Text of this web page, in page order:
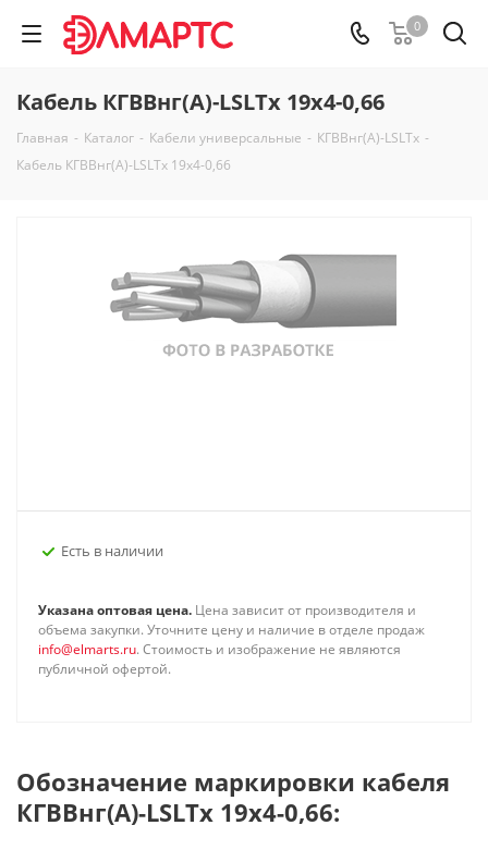
0
Кабель КГВВнг(А)-LSLTx 19х4-0,66
Главная - Каталог - Кабели универсальные - КГВВнг(А)-LSLTx -
Кабель КГВВнг(А)-LSLTx 19х4-0,66
Есть в наличии
Указана оптовая цена. Цена зависит от производителя и
объема закупки. Уточните цену и наличие в отделе продаж
info@elmarts.ru. Стоимость и изображение не являются
публичной офертой.
Обозначение маркировки кабеля
КГВВнг(А)-LSLTx 19х4-0,66: